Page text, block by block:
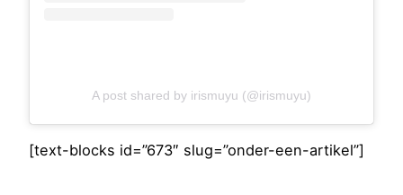
A post shared by irismuyu (@irismuyu)
[text-blocks id=”673″ slug=”onder-een-artikel”]